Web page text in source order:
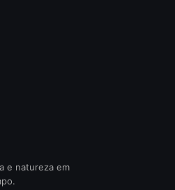
e natureza em